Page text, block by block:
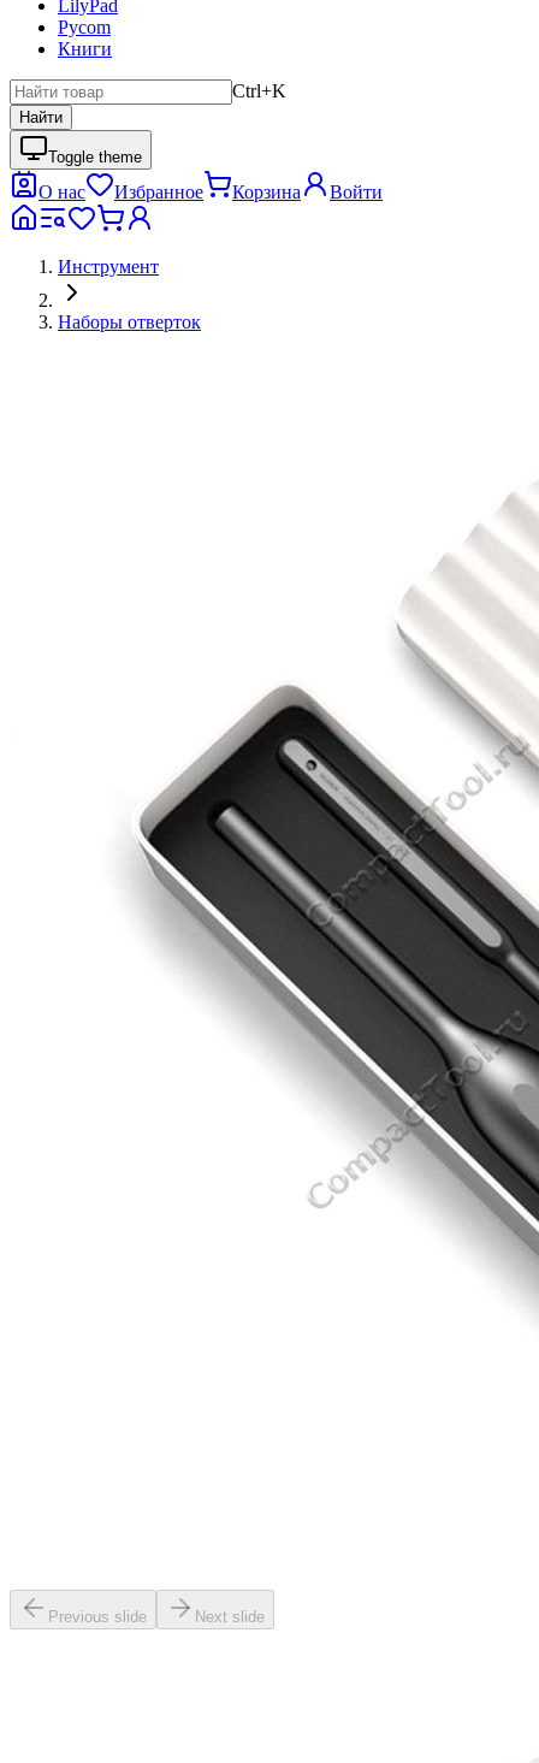
LilyPad
Pycom
Книги
Ctrl+K
Найти
Toggle theme
О нас Избранное Корзина Войти
Инструмент
Наборы отверток
Previous slide Next slide